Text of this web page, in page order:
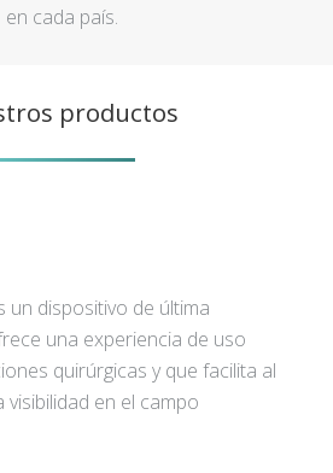
en cada país.
productos
un dispositivo de última
una experiencia de uso
quirúrgicas y que facilita al
visibilidad en el campo